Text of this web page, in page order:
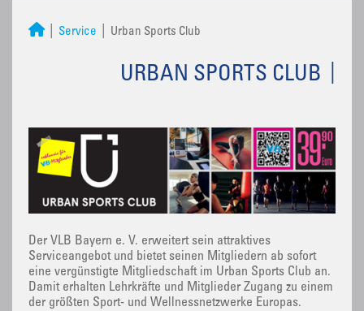
Service Urban Sports Club
URBAN SPORTS CLUB
Der VLB Bayern e. V. erweitert sein attraktives
Serviceangebot und bietet seinen Mitgliedern ab sofort
eine vergünstigte Mitgliedschaft im Urban Sports Club an.
Damit erhalten Lehrkräfte und Mitglieder Zugang zu einem
der größten Sport- und Wellnessnetzwerke Europas.